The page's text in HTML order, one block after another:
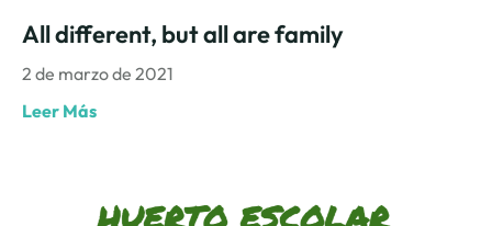
All different, but all are family
2 de marzo de 2021
Leer Más